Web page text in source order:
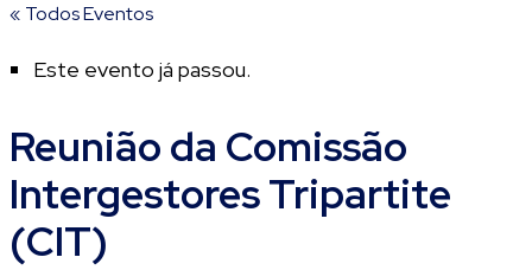
« Todos Eventos
Este evento já passou.
Reunião da Comissão
Intergestores Tripartite
(CIT)